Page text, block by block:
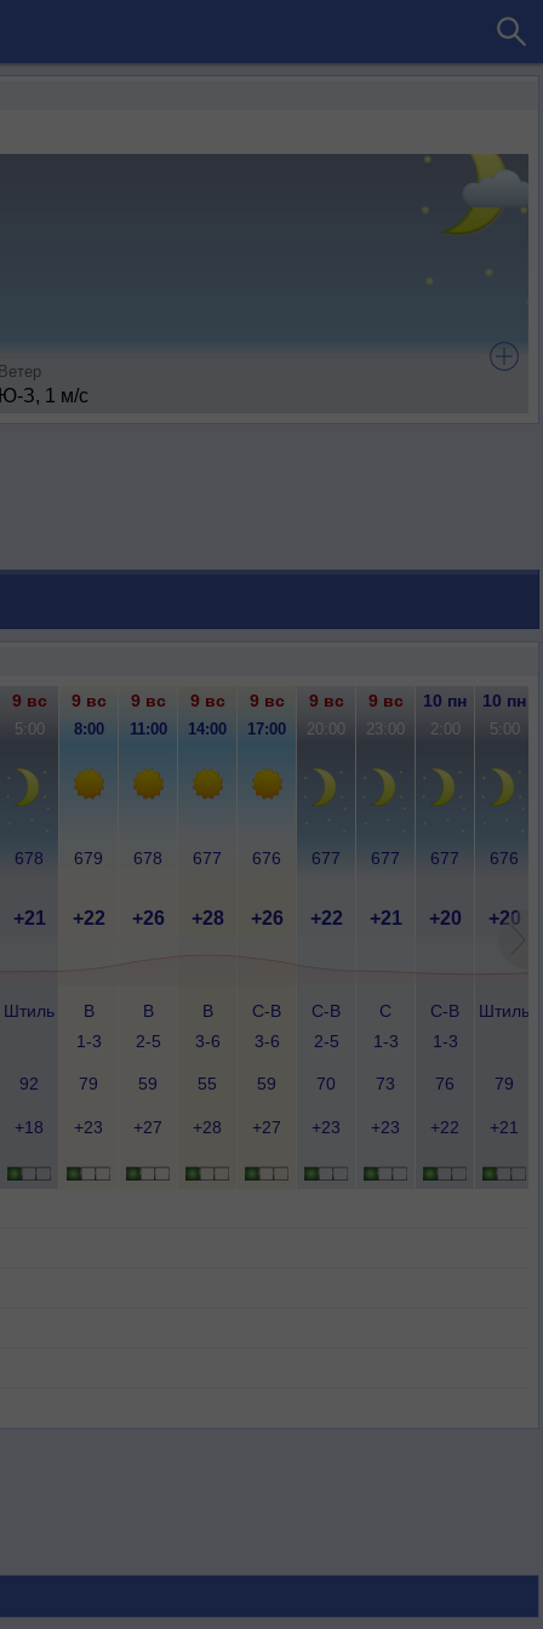
З, 1 м/с
9 вс 9 вс 9 вс 9 вс 9 вс 9 вс 9 вс 10 пн 10 пн
5:00 8:00 11:00 14:00 17:00 20:00 23:00 2:00 5:00
678 679 678 677 676 677 677 677 676
+21 +22 +26 +28 +26 +22 +21 +20 +20
Штиль
В
1-3
В
2-5
В
3-6
С-В
3-6
С-В
2-5
С
1-3
С-В
1-3
Штиль
92 79 59 55 59 70 73 76 79
+18 +23 +27 +28 +27 +23 +23 +22 +21